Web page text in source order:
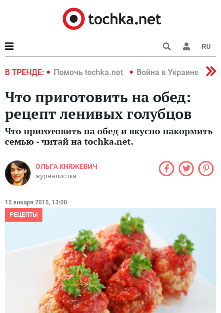
RU
В ТРЕНДЕ:
2022 Помочь tochka.net Война в Украине 2022
Что приготовить на обед:
рецепт ленивых голубцов
Что приготовить на обед и вкусно накормить
семью - читай на tochka.net.
ОЛЬГА КНЯЖЕВИЧ
журналистка
15 января 2015, 13:00
РЕЦЕПТЫ